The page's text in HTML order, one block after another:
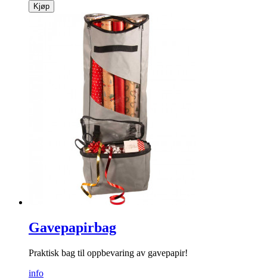
Kjøp
Gavepapirbag
Praktisk bag til opp­bevaring av gave­papir!
info